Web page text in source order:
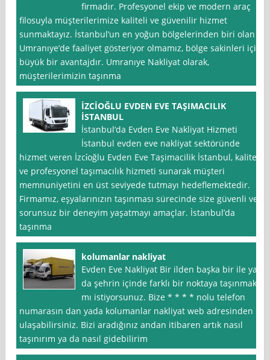
firmadır. Profesyonel ekip ve modern araç
filosuyla müşterilerimize kaliteli ve güvenilir hizmet
sunmaktayız. İstanbul’un en yoğun bölgelerinden biri olan
Umranıye’de faaliyet gösteriyor olmamız, bölge sakinleri için
büyük bir avantajdır. Umranıye Nakliyat olarak,
müşterilerimizin taşınma
İZCİOĞLU EVDEN EVE TAŞIMACILIK
İSTANBUL
İstanbul‘da Evden Eve Nakliyat Hizmeti
İstanbul evden eve nakliyat sektöründe
hizmet veren İzci̇oğlu Evden Eve Taşimacilik İstanbul, kaliteli
ve profesyonel taşımacılık hizmeti sunarak müşteri
memnuniyetini en üst seviyede tutmayı hedeflemektedir.
Firmamız, eşyalarınızın taşınması sürecinde size güvenli ve
sorunsuz bir deneyim yaşatmayı amaçlar. İstanbul’da
taşınma
kolumanlar nakliyat
Evden Eve Nakliyat Bir ilden başka bir ile ya
da şehrin içinde farklı bir noktaya taşınmak
mı istiyorsunuz. Bize * * * * nolu telefon
numarasın dan yada kolumanlar nakliyat web adresinden
ulaşabilirsiniz. Bizi aradığınız andan itibaren artık nasıl
taşınırım ya da nasıl gidebilirim